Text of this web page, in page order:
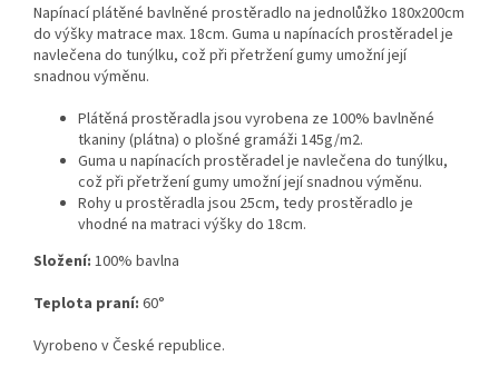
Napínací plátěné bavlněné prostěradlo na jednolůžko 180x200cm
do výšky matrace max. 18cm. Guma u napínacích prostěradel je
navlečena do tunýlku, což při přetržení gumy umožní její
snadnou výměnu.
Plátěná prostěradla jsou vyrobena ze 100% bavlněné
tkaniny (plátna) o plošné gramáži 145g/m2.
Guma u napínacích prostěradel je navlečena do tunýlku,
což při přetržení gumy umožní její snadnou výměnu.
Rohy u prostěradla jsou 25cm, tedy prostěradlo je
vhodné na matraci výšky do 18cm.
Složení: 100% bavlna
Teplota praní: 60°
Vyrobeno v České republice.